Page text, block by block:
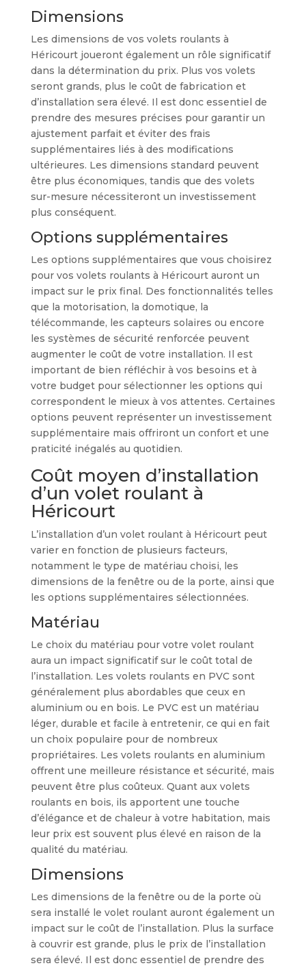
Dimensions
Les dimensions de vos volets roulants à
Héricourt joueront également un rôle significatif
dans la détermination du prix. Plus vos volets
seront grands, plus le coût de fabrication et
d’installation sera élevé. Il est donc essentiel de
prendre des mesures précises pour garantir un
ajustement parfait et éviter des frais
supplémentaires liés à des modifications
ultérieures. Les dimensions standard peuvent
être plus économiques, tandis que des volets
sur-mesure nécessiteront un investissement
plus conséquent.
Options supplémentaires
Les options supplémentaires que vous choisirez
pour vos volets roulants à Héricourt auront un
impact sur le prix final. Des fonctionnalités telles
que la motorisation, la domotique, la
télécommande, les capteurs solaires ou encore
les systèmes de sécurité renforcée peuvent
augmenter le coût de votre installation. Il est
important de bien réfléchir à vos besoins et à
votre budget pour sélectionner les options qui
correspondent le mieux à vos attentes. Certaines
options peuvent représenter un investissement
supplémentaire mais offriront un confort et une
praticité inégalés au quotidien.
Coût moyen d’installation
d’un volet roulant à
Héricourt
L’installation d’un volet roulant à Héricourt peut
varier en fonction de plusieurs facteurs,
notamment le type de matériau choisi, les
dimensions de la fenêtre ou de la porte, ainsi que
les options supplémentaires sélectionnées.
Matériau
Le choix du matériau pour votre volet roulant
aura un impact significatif sur le coût total de
l’installation. Les volets roulants en PVC sont
généralement plus abordables que ceux en
aluminium ou en bois. Le PVC est un matériau
léger, durable et facile à entretenir, ce qui en fait
un choix populaire pour de nombreux
propriétaires. Les volets roulants en aluminium
offrent une meilleure résistance et sécurité, mais
peuvent être plus coûteux. Quant aux volets
roulants en bois, ils apportent une touche
d’élégance et de chaleur à votre habitation, mais
leur prix est souvent plus élevé en raison de la
qualité du matériau.
Dimensions
Les dimensions de la fenêtre ou de la porte où
sera installé le volet roulant auront également un
impact sur le coût de l’installation. Plus la surface
à couvrir est grande, plus le prix de l’installation
sera élevé. Il est donc essentiel de prendre des